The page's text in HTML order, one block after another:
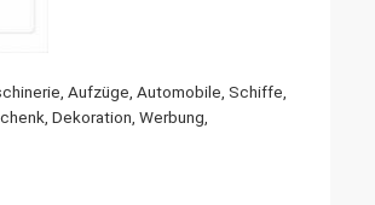
Aufzüge, Automobile, Schiffe,
Dekoration, Werbung,